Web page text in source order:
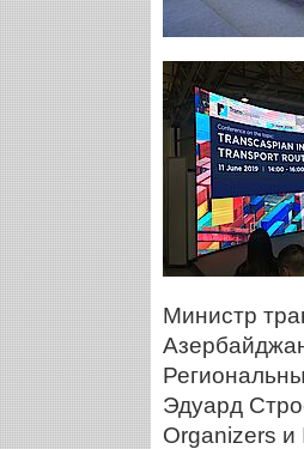
Министр
Эдуард
Organizers